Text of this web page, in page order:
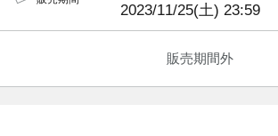
2023/11/25(土) 23:59
販売期間外